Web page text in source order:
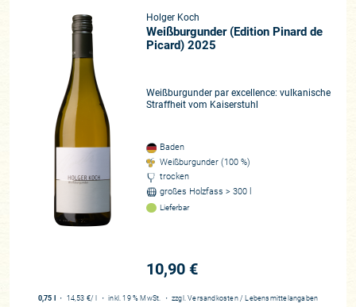
Holger Koch
Weißburgunder (Edition Pinard de
Picard) 2025
Weißburgunder par excellence: vulkanische
Straffheit vom Kaiserstuhl
Baden
Weißburgunder (100 %)
trocken
großes Holzfass > 300 l
Lieferbar
10,90 €
0,75 l ・ 14,53 €/ l ・inkl. 19 % MwSt. ・ zzgl.Versandkosten / Lebensmittelangaben